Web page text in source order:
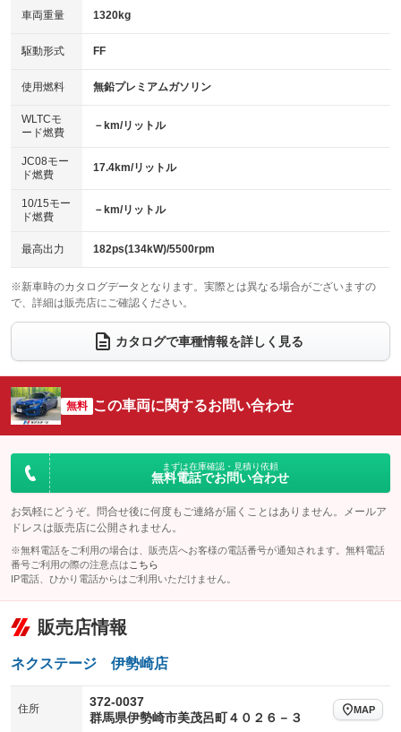
アイドリングストップ
：装備なし
USB入力端子
：装備あり
100V電源
：装備なし
センターデフロック
：装備なし
電動格納ミラー
：装備なし
キーレス
HID(キセノンライト)
：装備なし
バックカメラ
：装備あり
エアロ
：装備なし
：装備なし
パワーシート
ベンチシート
：装備なし
チップアップシート
：装備なし
：装備なし ：装備あり
ウォークスルー
：装備なし
電動リアゲート フロントカメラ
：装備なし
：装備なし ：装備なし
サイドカメラ
：装備なし ルーフレール
：装備なし
：装備なし
：装備なし
車両重量 1320kg
駆動形式 FF
使用燃料 無鉛プレミアムガソリン
WLTCモ
ード燃費
－km/リットル
JC08モー
ド燃費
17.4km/リットル
10/15モー
ド燃費
－km/リットル
最高出力 182ps(134kW)/5500rpm
※新車時のカタログデータとなります。実際とは異なる場合がございますの
で、詳細は販売店にご確認ください。
カタログで車種情報を詳しく見る
無料 この車両に関するお問い合わせ
まずは在庫確認・見積り依頼
無料電話でお問い合わせ
お気軽にどうぞ。問合せ後に何度もご連絡が届くことはありません。メールア
ドレスは販売店に公開されません。
※無料電話をご利用の場合は、販売店へお客様の電話番号が通知されます。無料電話
番号ご利用の際の注意点は こちら
IP電話、ひかり電話からはご利用いただけません。
販売店情報
ネクステージ 伊勢崎店
住所
372-0037
群馬県伊勢崎市美茂呂町４０２６－３
MAP